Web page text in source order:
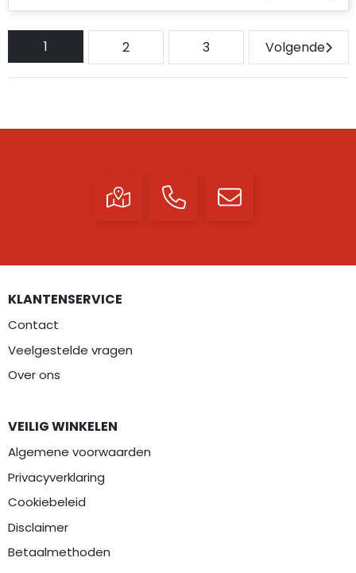
1 2 3 Volgende
KLANTENSERVICE
Contact
Veelgestelde vragen
Over ons
VEILIG WINKELEN
Algemene voorwaarden
Privacyverklaring
Cookiebeleid
Disclaimer
Betaalmethoden